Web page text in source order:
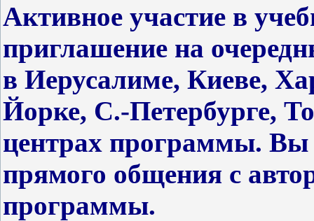
Активное участие в
приглашение на
в Иерусалиме, Киеве,
Йорке, С.-Петербурге,
центрах программы. Вы
прямого общения с
программы.